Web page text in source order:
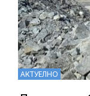
АКТУЕЛНО